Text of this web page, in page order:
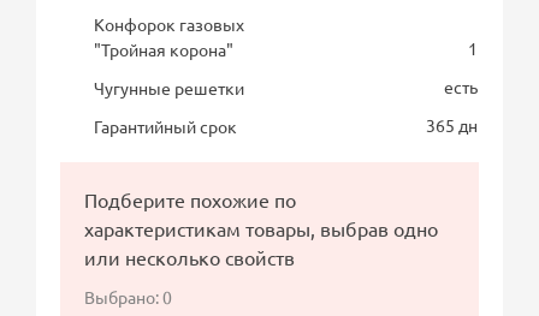
Конфорок газовых
"Тройная корона"
1
Чугунные решетки
есть
Гарантийный срок
365 дн
Подберите похожие по
характеристикам товары, выбрав одно
или несколько свойств
Выбрано:0